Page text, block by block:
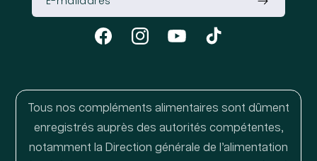
FacebookInstagramYouTube TikTok
Tous nos compléments alimentaires sont dûment
enregistrés auprès des autorités compétentes,
notamment la Direction générale de l’alimentation